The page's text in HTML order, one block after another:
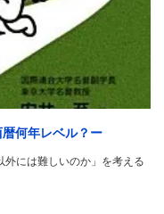
何年レベル？ー
には難しいのか」を考える